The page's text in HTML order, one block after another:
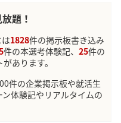
題！
1828件の掲示板書き込み
件の本選考体験記、 25件の
あります。
件の企業掲示板や就活生
体験記やリアルタイムの